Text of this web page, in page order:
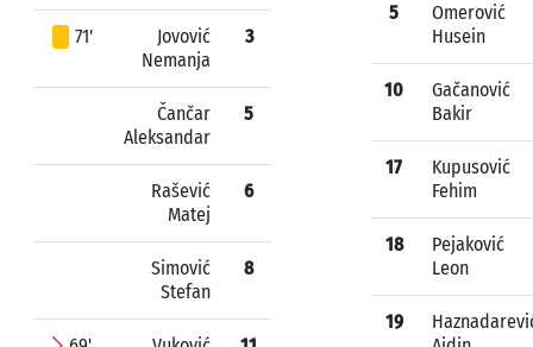
71'
Jovović
Nemanja
3
Čančar
Aleksandar
5
Rašević
Matej
6
Simović
Stefan
8
5
Omerović
Husein
10
Gačanović
Bakir
17
Kupusović
Fehim
18
Pejaković
Leon
19